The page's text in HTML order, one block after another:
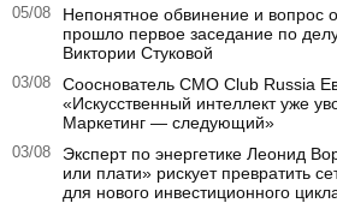
05/08
Непонятное обвинение и вопрос
прошло первое заседание по
Виктории Стуковой
03/08
Сооснователь CMO Club Russia
«Искусственный интеллект уже
Маркетинг — следующий»
03/08
Эксперт по энергетике Леонид
или плати» рискует превратить
для нового инвестиционного